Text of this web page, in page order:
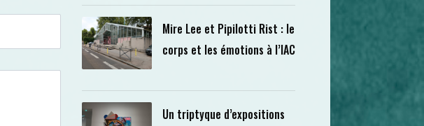
Mire Lee et Pipilotti Rist : le
corps et les émotions à l’IAC
Un triptyque d’expositions